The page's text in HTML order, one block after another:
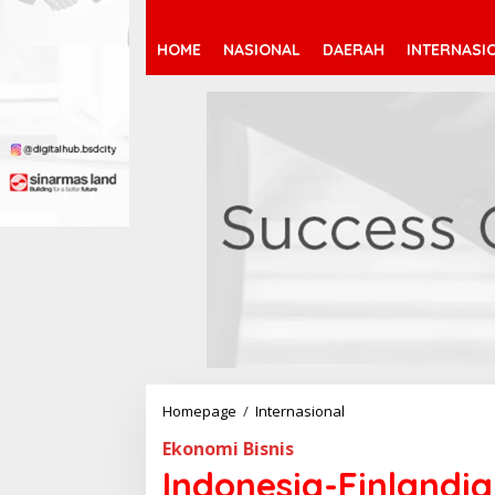
HOME NASIONAL DAERAH
Homepage / Internasional
o
n
Ekonomi Bisnis
Indonesia-